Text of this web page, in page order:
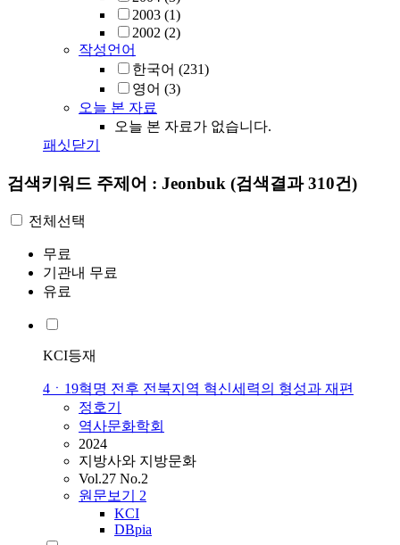
2003 (1)
2002 (2)
작성언어
한국어 (231)
영어 (3)
오늘 본 자료
오늘 본 자료가 없습니다.
패싯닫기
검색키워드 주제어 : Jeonbuk (검색결과 310건)
전체선택
무료
기관내 무료
유료
KCI등재
4ㆍ19혁명 전후 전북지역 혁신세력의 형성과 재편
정호기
역사문화학회
2024
지방사와 지방문화
Vol.27 No.2
원문보기 2
KCI
DBpia